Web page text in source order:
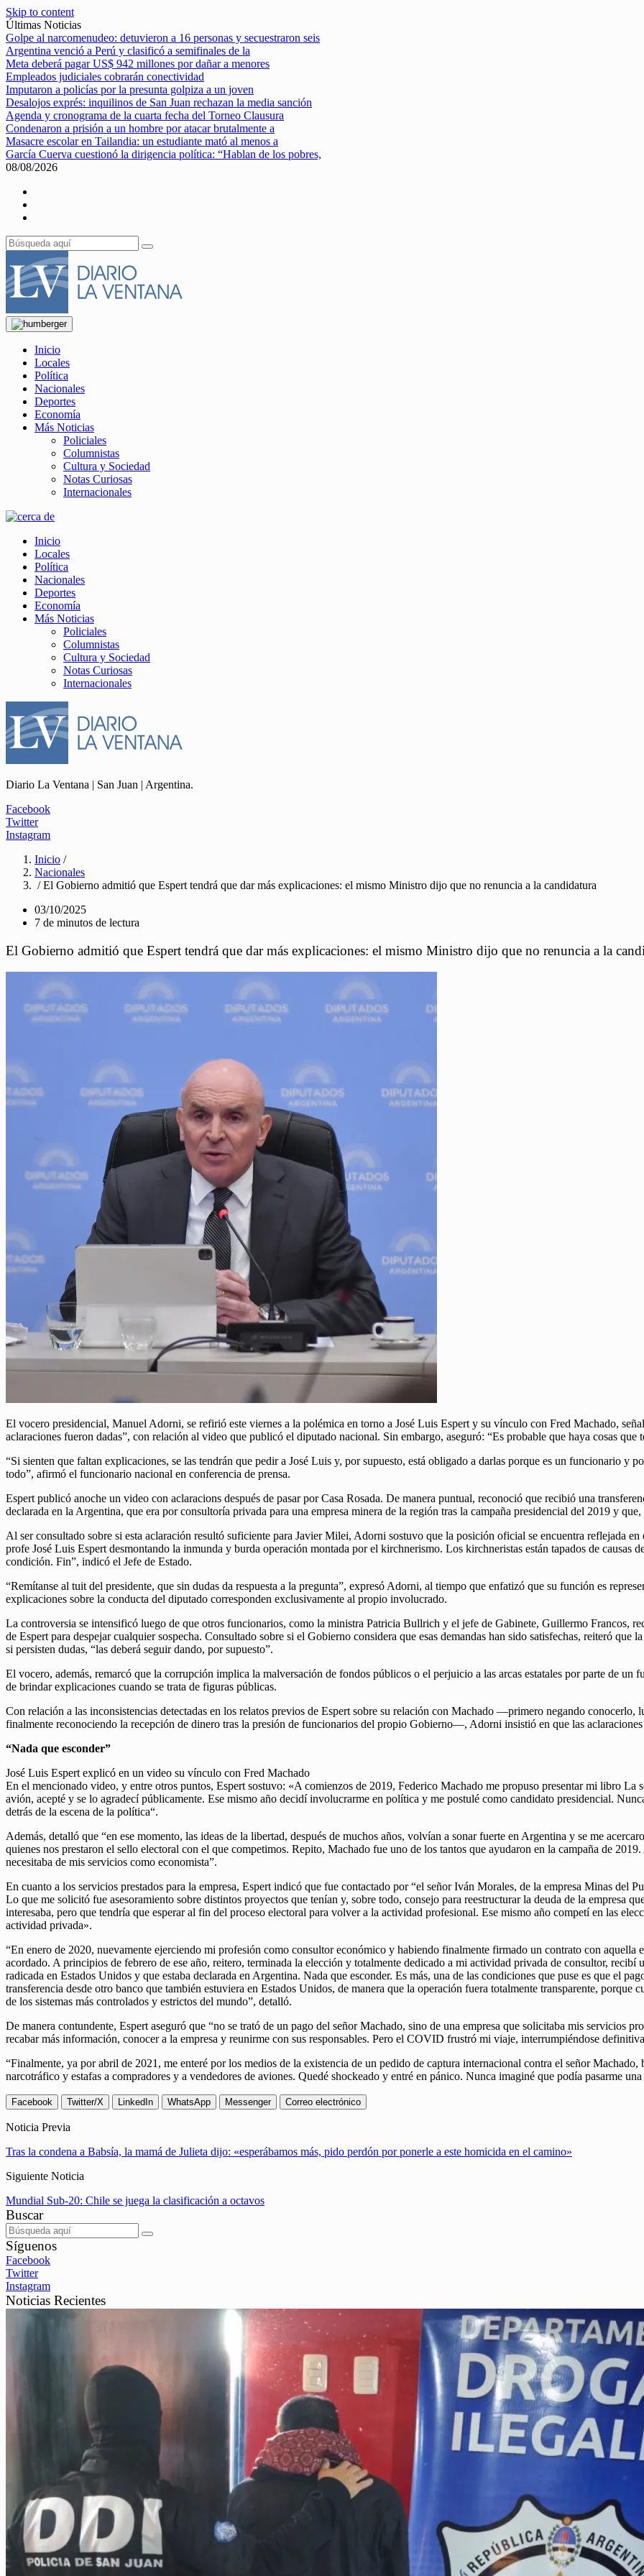
Skip to content
Últimas Noticias
Golpe al narcomenudeo: detuvieron a 16 personas y secuestraron seis
Argentina venció a Perú y clasificó a semifinales de la
Meta deberá pagar US$ 942 millones por dañar a menores
Empleados judiciales cobrarán conectividad
Imputaron a policías por la presunta golpiza a un joven
Desalojos exprés: inquilinos de San Juan rechazan la media sanción
Agenda y cronograma de la cuarta fecha del Torneo Clausura
Condenaron a prisión a un hombre por atacar brutalmente a
Masacre escolar en Tailandia: un estudiante mató al menos a
García Cuerva cuestionó la dirigencia política: “Hablan de los pobres,
08/08/2026
Inicio
Locales
Política
Nacionales
Deportes
Economía
Más Noticias
Policiales
Columnistas
Cultura y Sociedad
Notas Curiosas
Internacionales
Inicio
Locales
Política
Nacionales
Deportes
Economía
Más Noticias
Policiales
Columnistas
Cultura y Sociedad
Notas Curiosas
Internacionales
Diario La Ventana | San Juan | Argentina.
Facebook
Twitter
Instagram
Inicio /
Nacionales
/ El Gobierno admitió que Espert tendrá que dar más explicaciones: el mismo Ministro dijo que no renuncia a la candidatura
03/10/2025
7 de minutos de lectura
El Gobierno admitió que Espert tendrá que dar más explicaciones: el mismo Ministro dijo que no renuncia a la
El vocero presidencial, Manuel Adorni, se refirió este viernes a la polémica en torno a José Luis Espert y su vínculo con Fred Machado,
aclaraciones fueron dadas”, con relación al video que publicó el diputado nacional. Sin embargo, aseguró: “Es probable que haya cosas que
“Si sienten que faltan explicaciones, se las tendrán que pedir a José Luis y, por supuesto, está obligado a darlas porque es un funcionario y
todo”, afirmó el funcionario nacional en conferencia de prensa.
Espert publicó anoche un video con aclaracions después de pasar por Casa Rosada. De manera puntual, reconoció que recibió una
declarada en la Argentina, que era por consultoría privada para una empresa minera de la región tras la campaña presidencial del 2019 y
Al ser consultado sobre si esta aclaración resultó suficiente para Javier Milei, Adorni sostuvo que la posición oficial se encuentra reflejada
profe José Luis Espert desmontando la inmunda y burda operación montada por el kirchnerismo. Los kirchneristas están tapados de causas
condición. Fin”, indicó el Jefe de Estado.
“Remítanse al tuit del presidente, que sin dudas da respuesta a la pregunta”, expresó Adorni, al tiempo que enfatizó que su función es
explicaciones sobre la conducta del diputado corresponden exclusivamente al propio involucrado.
La controversia se intensificó luego de que otros funcionarios, como la ministra Patricia Bullrich y el jefe de Gabinete, Guillermo Francos,
de Espert para despejar cualquier sospecha. Consultado sobre si el Gobierno considera que esas demandas han sido satisfechas, reiteró
si persisten dudas, “las deberá seguir dando, por supuesto”.
El vocero, además, remarcó que la corrupción implica la malversación de fondos públicos o el perjuicio a las arcas estatales por parte de un
de brindar explicaciones cuando se trata de figuras públicas.
Con relación a las inconsistencias detectadas en los relatos previos de Espert sobre su relación con Machado —primero negando
finalmente reconociendo la recepción de dinero tras la presión de funcionarios del propio Gobierno—, Adorni insistió en que las
“Nada que esconder”
José Luis Espert explicó en un video su vínculo con Fred Machado
En el mencionado video, y entre otros puntos, Espert sostuvo: «A comienzos de 2019, Federico Machado me propuso presentar mi libro
avión, acepté y se lo agradecí públicamente. Ese mismo año decidí involucrarme en política y me postulé como candidato presidencial.
detrás de la escena de la política“.
Además, detalló que “en ese momento, las ideas de la libertad, después de muchos años, volvían a sonar fuerte en Argentina y se me
quienes nos prestaron el sello electoral con el que competimos. Repito, Machado fue uno de los tantos que ayudaron en la campaña de
necesitaba de mis servicios como economista”.
En cuanto a los servicios prestados para la empresa, Espert indicó que fue contactado por “el señor Iván Morales, de la empresa Minas del
Lo que me solicitó fue asesoramiento sobre distintos proyectos que tenían y, sobre todo, consejo para reestructurar la deuda de la empresa
interesaba, pero que tendría que esperar al fin del proceso electoral para volver a la actividad profesional. Ese mismo año competí en las
actividad privada».
“En enero de 2020, nuevamente ejerciendo mi profesión como consultor económico y habiendo finalmente firmado un contrato con aquella
acordado. A principios de febrero de ese año, reitero, terminada la elección y totalmente dedicado a mi actividad privada de consultor, recibí
radicada en Estados Unidos y que estaba declarada en Argentina. Nada que esconder. Es más, una de las condiciones que puse es que el
transferencia desde otro banco que también estuviera en Estados Unidos, de manera que la operación fuera totalmente transparente,
de los sistemas más controlados y estrictos del mundo”, detalló.
De manera contundente, Espert aseguró que “no se trató de un pago del señor Machado, sino de una empresa que solicitaba mis servicios
recabar más información, conocer a la empresa y reunirme con sus responsables. Pero el COVID frustró mi viaje, interrumpiéndose
“Finalmente, ya por abril de 2021, me enteré por los medios de la existencia de un pedido de captura internacional contra el señor
narcotráfico y estafas a compradores y a vendedores de aviones. Quedé shockeado y entré en pánico. Nunca imaginé que podía pasarme
Facebook Twitter/X LinkedIn WhatsApp Messenger Correo electrónico
Noticia Previa
Tras la condena a Babsía, la mamá de Julieta dijo: «esperábamos más, pido perdón por ponerle a este homicida en el camino»
Siguiente Noticia
Mundial Sub-20: Chile se juega la clasificación a octavos
Buscar
Síguenos
Facebook
Twitter
Instagram
Noticias Recientes